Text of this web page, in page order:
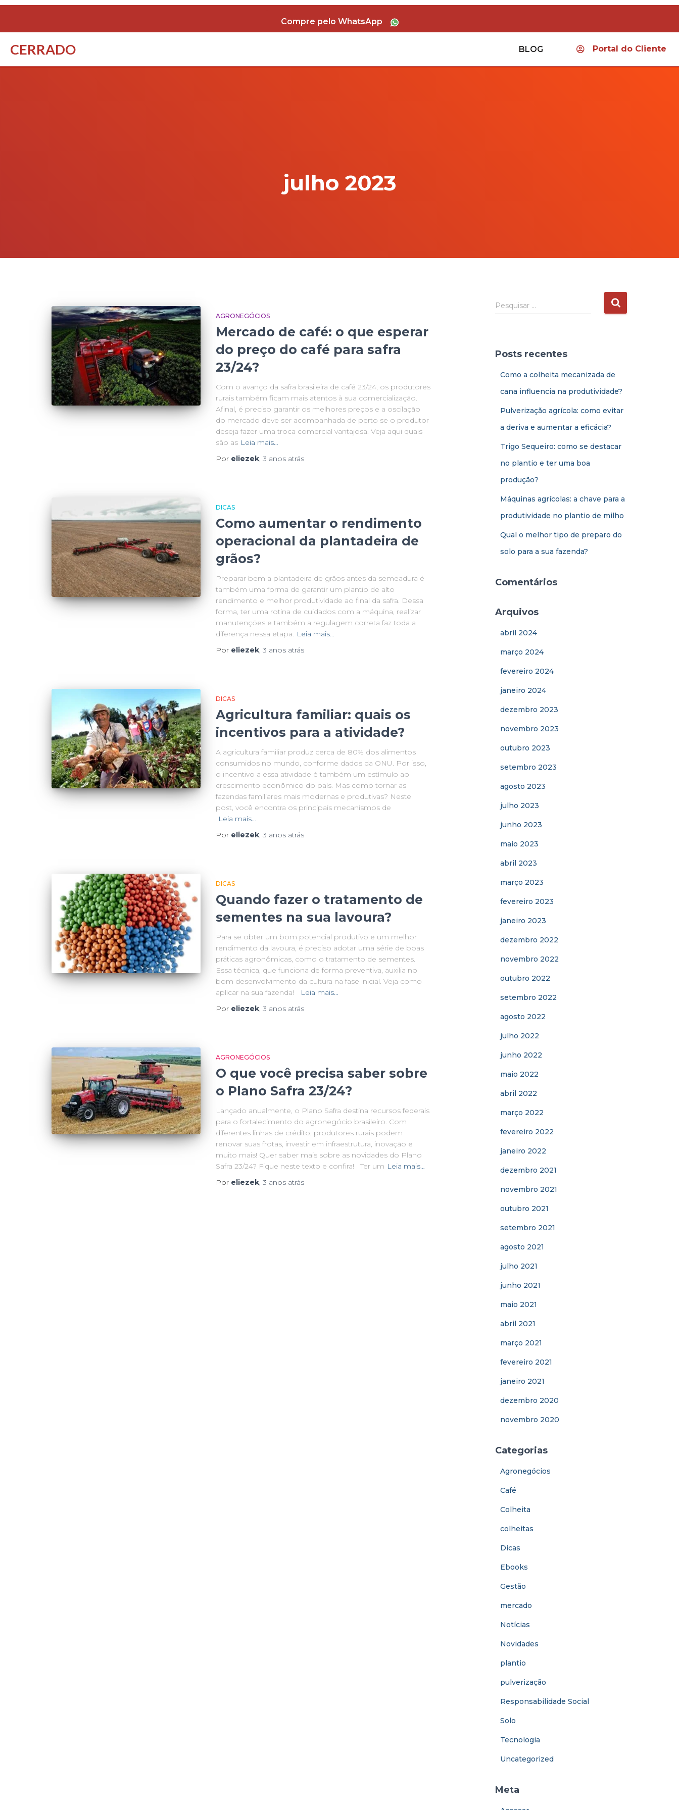
Compre pelo WhatsApp
CERRADO BLOG Portal do Cliente
julho 2023
AGRONEGÓCIOS
Mercado de café: o que esperar
do preço do café para safra
23/24?
Com o avanço da safra brasileira de café 23/24, os produtores
rurais também ficam mais atentos à sua comercialização.
Afinal, é preciso garantir os melhores preços e a oscilação
do mercado deve ser acompanhada de perto se o produtor
deseja fazer uma troca comercial vantajosa. Veja aqui quais
são as Leia mais…
Por eliezek, 3 anos atrás
DICAS
Como aumentar o rendimento
operacional da plantadeira de
grãos?
Preparar bem a plantadeira de grãos antes da semeadura é
também uma forma de garantir um plantio de alto
rendimento e melhor produtividade ao final da safra. Dessa
forma, ter uma rotina de cuidados com a máquina, realizar
manutenções e também a regulagem correta faz toda a
diferença nessa etapa. Leia mais…
Por eliezek, 3 anos atrás
DICAS
Agricultura familiar: quais os
incentivos para a atividade?
A agricultura familiar produz cerca de 80% dos alimentos
consumidos no mundo, conforme dados da ONU. Por isso,
o incentivo a essa atividade é também um estímulo ao
crescimento econômico do país. Mas como tornar as
fazendas familiares mais modernas e produtivas? Neste
post, você encontra os principais mecanismos de
Leia mais…
Por eliezek, 3 anos atrás
DICAS
Quando fazer o tratamento de
sementes na sua lavoura?
Para se obter um bom potencial produtivo e um melhor
rendimento da lavoura, é preciso adotar uma série de boas
práticas agronômicas, como o tratamento de sementes.
Essa técnica, que funciona de forma preventiva, auxilia no
bom desenvolvimento da cultura na fase inicial. Veja como
aplicar na sua fazenda!
Leia mais…
Por eliezek, 3 anos atrás
AGRONEGÓCIOS
O que você precisa saber sobre
o Plano Safra 23/24?
Lançado anualmente, o Plano Safra destina recursos federais
para o fortalecimento do agronegócio brasileiro. Com
diferentes linhas de crédito, produtores rurais podem
renovar suas frotas, investir em infraestrutura, inovação e
muito mais! Quer saber mais sobre as novidades do Plano
Safra 23/24? Fique neste texto e confira! Ter um Leia mais…
Por eliezek, 3 anos atrás
Pesquisar …
Posts recentes
Como a colheita mecanizada de
cana influencia na produtividade?
Pulverização agrícola: como evitar
a deriva e aumentar a eficácia?
Trigo Sequeiro: como se destacar
no plantio e ter uma boa
produção?
Máquinas agrícolas: a chave para a
produtividade no plantio de milho
Qual o melhor tipo de preparo do
solo para a sua fazenda?
Comentários
Arquivos
abril 2024
março 2024
fevereiro 2024
janeiro 2024
dezembro 2023
novembro 2023
outubro 2023
setembro 2023
agosto 2023
julho 2023
junho 2023
maio 2023
abril 2023
março 2023
fevereiro 2023
janeiro 2023
dezembro 2022
novembro 2022
outubro 2022
setembro 2022
agosto 2022
julho 2022
junho 2022
maio 2022
abril 2022
março 2022
fevereiro 2022
janeiro 2022
dezembro 2021
novembro 2021
outubro 2021
setembro 2021
agosto 2021
julho 2021
junho 2021
maio 2021
abril 2021
março 2021
fevereiro 2021
janeiro 2021
dezembro 2020
novembro 2020
Categorias
Agronegócios
Café
Colheita
colheitas
Dicas
Ebooks
Gestão
mercado
Notícias
Novidades
plantio
pulverização
Responsabilidade Social
Solo
Tecnologia
Uncategorized
Meta